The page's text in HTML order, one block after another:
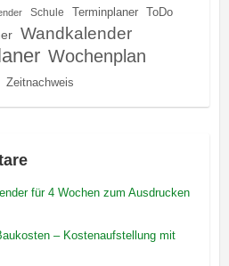
Schule Terminplaner ToDo
Wandkalender
Wochenplan
Zeitnachweis
für 4 Wochen zum Ausdrucken
– Kostenaufstellung mit